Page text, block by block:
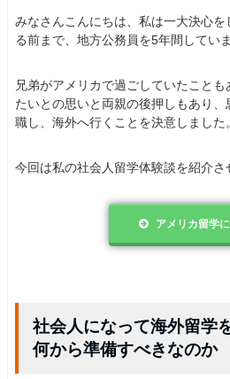
みなさんこんにちは、私は一大決心
る前まで、地方公務員を5年間していま
兄弟がアメリカで過ごしていたこと
たいとの思いと両親の後押しもあり
職し、海外へ行くことを決意しました
今回は私の社会人留学体験談を紹介さ
アメリカ留学
社会人になって海外留学
何から準備すべきなのか